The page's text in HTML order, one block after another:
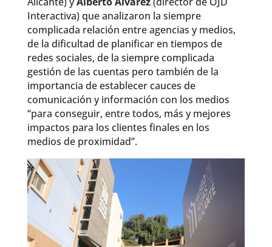
Interactiva) que analizaron la siempre
complicada relación entre agencias y medios,
de la dificultad de planificar en tiempos de
redes sociales, de la siempre complicada
gestión de las cuentas pero también de la
importancia de establecer cauces de
comunicación y información con los medios
“para conseguir, entre todos, más y mejores
impactos para los clientes finales en los
medios de proximidad”.